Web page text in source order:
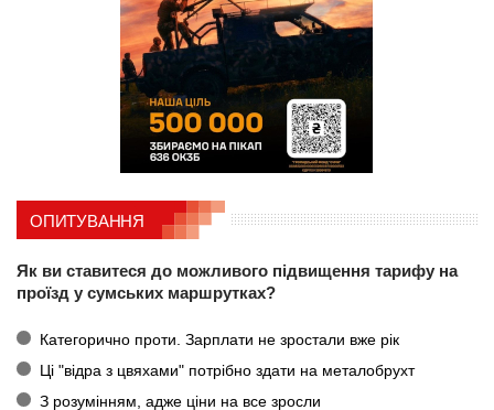
ОПИТУВАННЯ
Як ви ставитеся до можливого підвищення тарифу на
проїзд у сумських маршрутках?
Категорично проти. Зарплати не зростали вже рік
Ці "відра з цвяхами" потрібно здати на металобрухт
З розумінням, адже ціни на все зросли